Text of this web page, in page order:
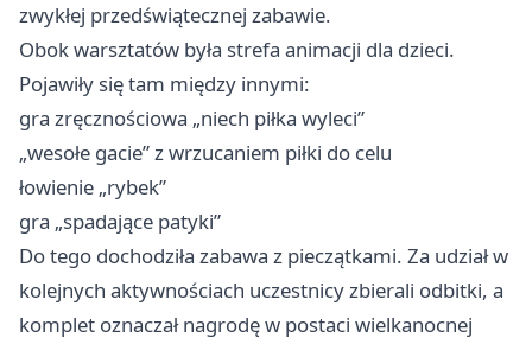
zwykłej przedświątecznej zabawie.
Obok warsztatów była strefa animacji dla dzieci.
Pojawiły się tam między innymi:
gra zręcznościowa „niech piłka wyleci”
„wesołe gacie” z wrzucaniem piłki do celu
łowienie „rybek”
gra „spadające patyki”
Do tego dochodziła zabawa z pieczątkami. Za udział w
kolejnych aktywnościach uczestnicy zbierali odbitki, a
komplet oznaczał nagrodę w postaci wielkanocnej